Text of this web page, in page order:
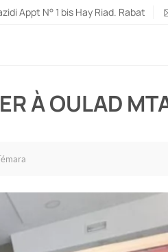
Appt N° 1 bis Hay Riad. Rabat
À OULAD